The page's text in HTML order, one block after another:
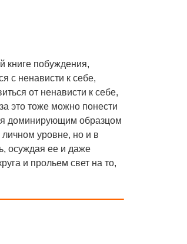
книге побуждения,
с ненависти к себе,
от ненависти к себе,
это тоже можно понести
доминирующим образцом
уровне, но и в
осуждая ее и даже
и прольем свет на то,